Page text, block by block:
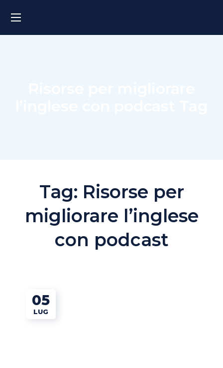
Tag: Risorse per
migliorare l’inglese
con podcast
05
LUG